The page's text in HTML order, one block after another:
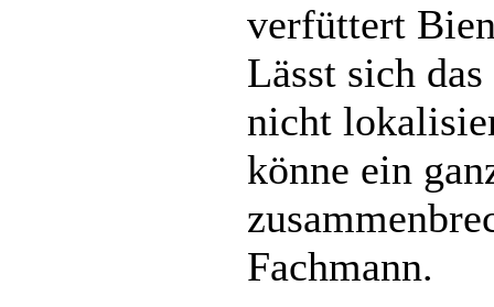
verfüttert
Lässt sich
nicht
könne ein
Fachmann.